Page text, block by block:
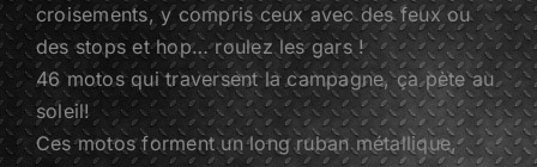
croisements, y compris ceux avec des feux ou
des stops et hop… roulez les gars !
46 motos qui traversent la campagne, ça pète au
soleil!
Ces motos forment un long ruban métallique,